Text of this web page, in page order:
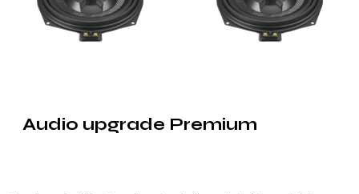
Audio upgrade Premium